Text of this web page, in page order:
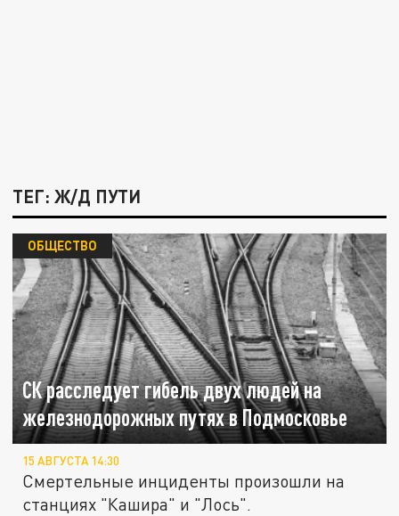
ТЕГ: Ж/Д ПУТИ
СК расследует гибель двух людей на
железнодорожных путях в Подмосковье
ОБЩЕСТВО
15 АВГУСТА 14:30
Смертельные инциденты произошли на
станциях "Кашира" и "Лось".